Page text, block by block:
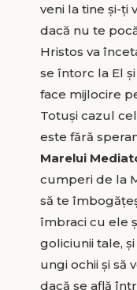
veni la tine și-ți
dacă nu te
Hristos va
se întorc la El
face mijlocire
Totuși cazul
este fără
Marelui
cumperi de la
să te
îmbraci cu ele
goliciunii tale,
ungi ochii și să
dacă se află